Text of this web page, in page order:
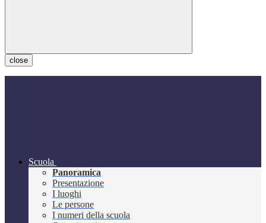
close
Scuola
Panoramica
Presentazione
I luoghi
Le persone
I numeri della scuola